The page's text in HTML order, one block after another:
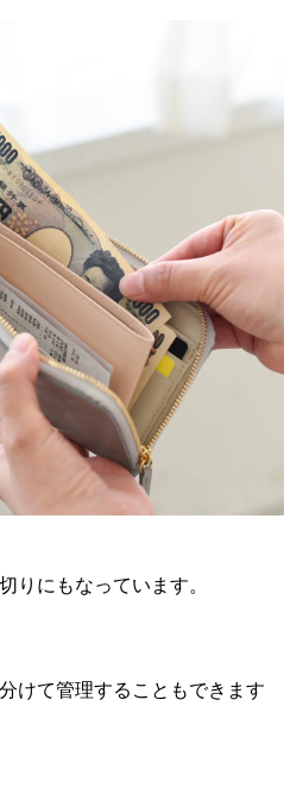
りにもなっています。
けて管理することもできます